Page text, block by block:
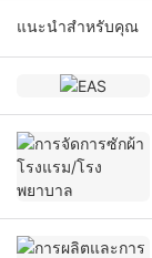
แนะนำสำหรับคุณ